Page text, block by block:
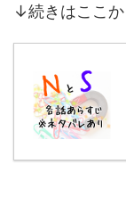
↓続きはここ